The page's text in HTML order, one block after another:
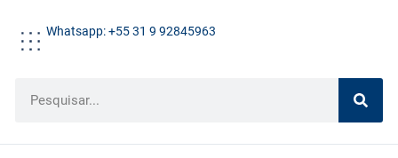
Whatsapp: +55 31 9 92845963